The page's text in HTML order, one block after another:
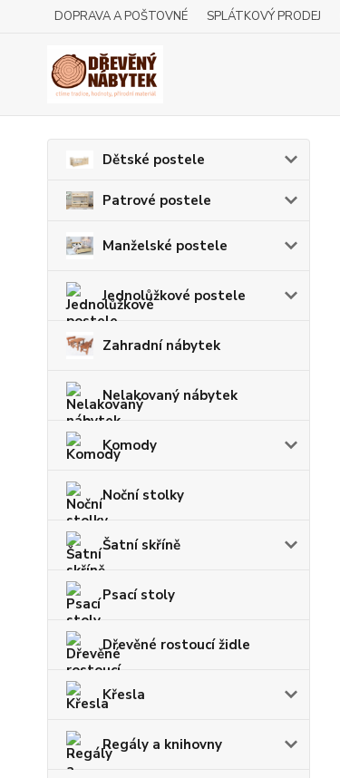
DOPRAVA A POŠTOVNÉ SPLÁTKOVÝ PRODEJ
Dětské postele
Patrové postele
Manželské postele
Jednolůžkové postele
Zahradní nábytek
Nelakovaný nábytek
Komody
Noční stolky
Šatní skříně
Psací stoly
Dřevěné rostoucí židle
Křesla
Regály a knihovny